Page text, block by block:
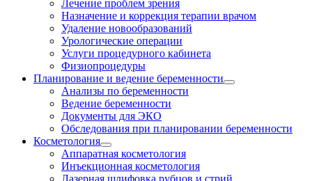
Лечение проблем зрения
Назначение и коррекция терапии врачом
Удаление новообразований
Урологические операции
Услуги процедурного кабинета
Физиопроцедуры
Планирование и ведение беременности
Анализы по беременности
Ведение беременности
Документы для ЭКО
Обследования при планировании беременности
Косметология
Аппаратная косметология
Инъекционная косметология
Лазерная шлифовка рубцов и стрий